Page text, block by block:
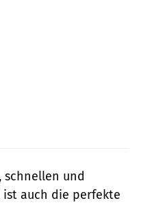
schnellen und
ist auch die perfekte